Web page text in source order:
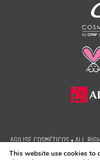
This website use cookies to